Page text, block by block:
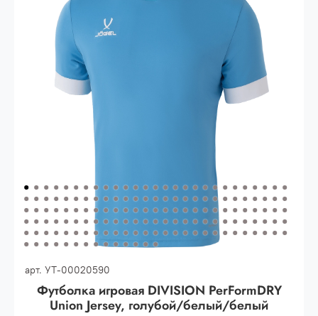
30.000 рублей.
Опт 3 (33%)- сумма всех заказов за 6 месяцев
Опт 2 (36%)
- сумма всех заказов за 6 месяцев
(38%) -
сумма всех заказов за 6 месяцев -
арт. УТ-00020590
Футболка игровая DIVISION PerFormDRY
Union Jersey, голубой/белый/белый